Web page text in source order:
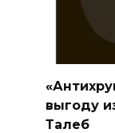
выгоду
Талеб